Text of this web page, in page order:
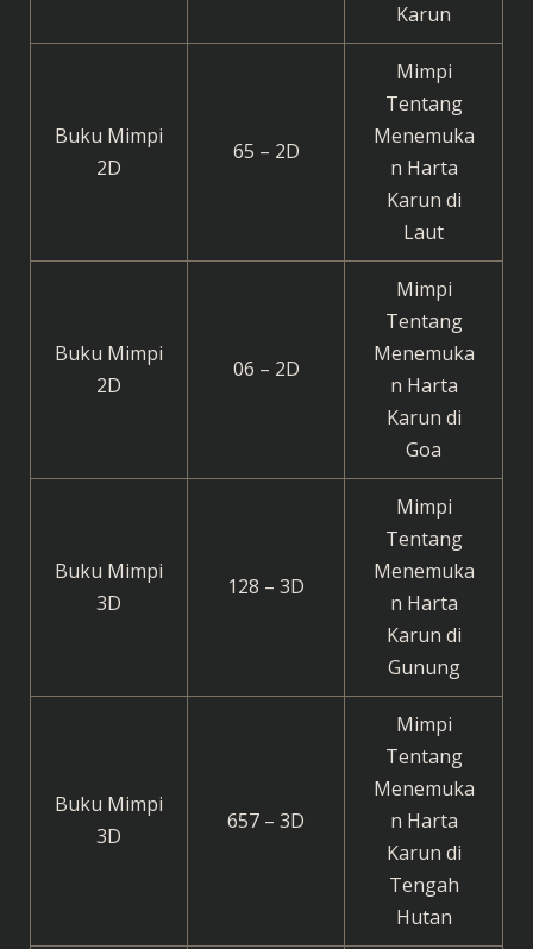
Karun
Buku Mimpi
2D
65 – 2D
Mimpi
Tentang
Menemuka
n Harta
Karun di
Laut
Buku Mimpi
2D
06 – 2D
Mimpi
Tentang
Menemuka
n Harta
Karun di
Goa
Buku Mimpi
3D
128 – 3D
Mimpi
Tentang
Menemuka
n Harta
Karun di
Gunung
Buku Mimpi
3D
657 – 3D
Mimpi
Tentang
Menemuka
n Harta
Karun di
Tengah
Hutan